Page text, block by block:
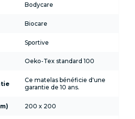
Bodycare
Biocare
Sportive
Oeko-Tex standard 100
Ce matelas bénéficie d'une
garantie de 10 ans.
200 x 200